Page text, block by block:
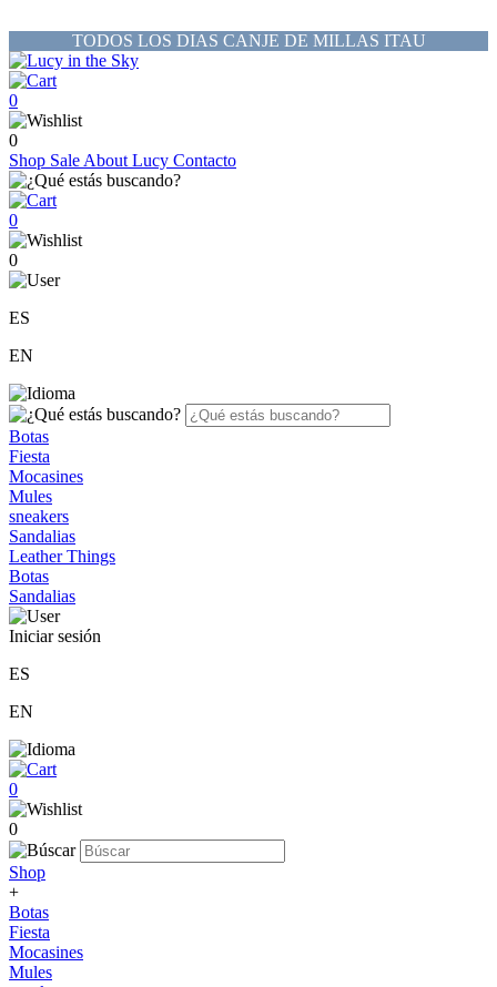
TODOS LOS DIAS CANJE DE MILLAS ITAU
0
0
Shop Sale About Lucy Contacto
0
0
ES
EN
Botas
Fiesta
Mocasines
Mules
sneakers
Sandalias
Leather Things
Botas
Sandalias
Iniciar sesión
ES
EN
0
0
Shop
+
Botas
Fiesta
Mocasines
Mules